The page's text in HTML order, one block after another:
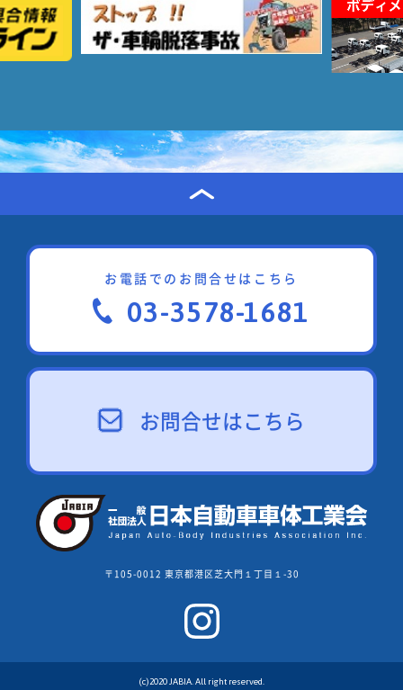
お電話でのお問合せはこちら
03-3578-1681
お問合せはこちら
〒105-0012 東京都港区芝大門１丁目１-30
(c)2020 JABIA. All right reserved.